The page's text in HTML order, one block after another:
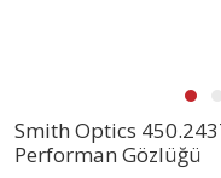
Smith Optics
Performan Gözlüğü